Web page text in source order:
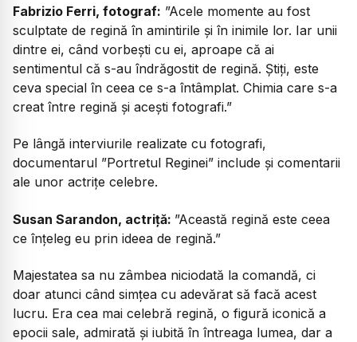
Fabrizio Ferri, fotograf: ”Acele momente au fost
sculptate de regină în amintirile și în inimile lor. Iar unii
dintre ei, când vorbești cu ei, aproape că ai
sentimentul că s-au îndrăgostit de regină. Știți, este
ceva special în ceea ce s-a întâmplat. Chimia care s-a
creat între regină și acești fotografi.”
Pe lângă interviurile realizate cu fotografi,
documentarul ”Portretul Reginei” include și comentarii
ale unor actrițe celebre.
Susan Sarandon, actriță: ”Această regină este ceea
ce înțeleg eu prin ideea de regină.”
Majestatea sa nu zâmbea niciodată la comandă, ci
doar atunci când simțea cu adevărat să facă acest
lucru. Era cea mai celebră regină, o figură iconică a
epocii sale, admirată și iubită în întreaga lumea, dar a